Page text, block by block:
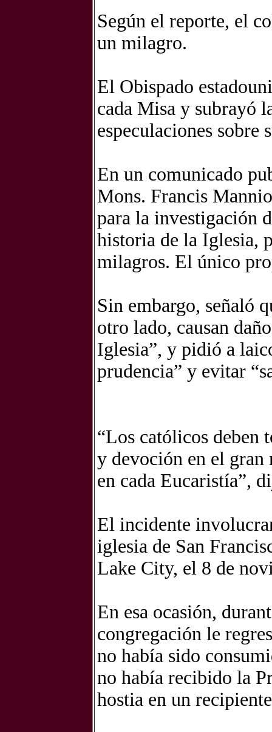
Según el reporte, el
un milagro.
El Obispado
cada Misa y subrayó
especulaciones sobre
En un comunicado
Mons. Francis
para la investigación
historia de la Iglesia,
milagros. El único
Sin embargo, señaló
otro lado, causan
Iglesia”, y pidió a
prudencia” y evitar
“Los católicos deben
y devoción en el gran
en cada Eucaristía”,
El incidente
iglesia de San
Lake City, el 8 de
En esa ocasión,
congregación le
no había sido
no había recibido la
hostia en un